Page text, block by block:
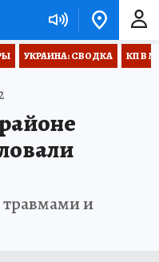
УКРАИНА: СВОДКА КП В
травмами и